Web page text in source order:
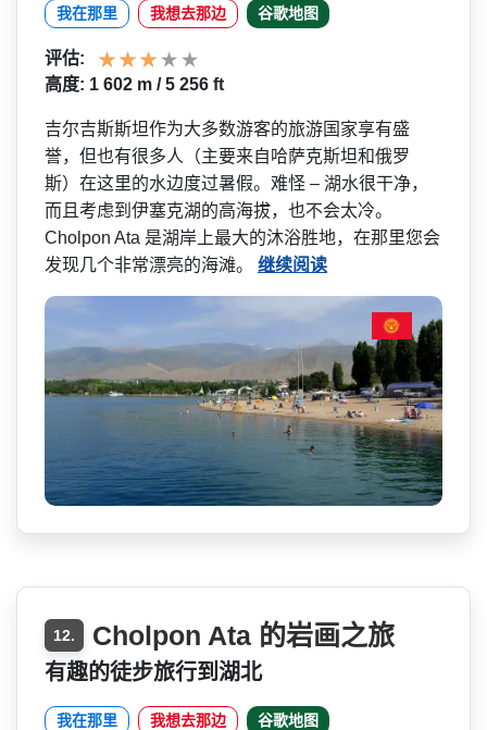
我在那里 我想去那边 谷歌地图
评估:
高度: 1 602 m / 5 256 ft
吉尔吉斯斯坦作为大多数游客­的旅游国家享有盛
誉，但也有很多人（主要来自哈萨克­斯坦和俄罗
斯）在这里的水边度过暑假。难怪 – 湖水很干净，
而且考虑到伊塞­克湖的高海拔，也不会太冷。
Cholpon Ata 是湖岸上最大的沐浴胜地，在­那里您会
发现几个非常漂亮的海滩。 继续阅读
12. Cholpon Ata 的岩画之旅
有趣的徒步旅行到湖北
我在那里 我想去那边 谷歌地图